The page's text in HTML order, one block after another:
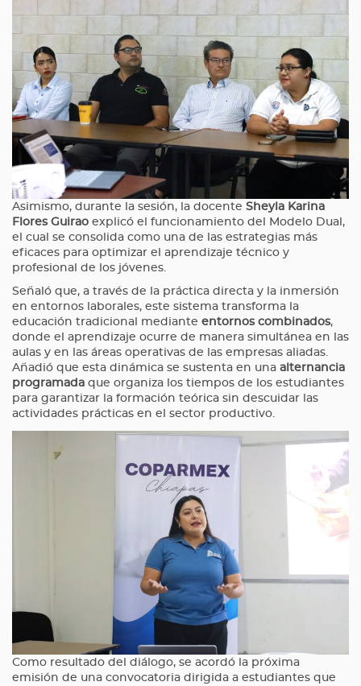
Asimismo, durante la sesión, la docente Sheyla Karina
Flores Guirao explicó el funcionamiento del Modelo Dual,
el cual se consolida como una de las estrategias más
eficaces para optimizar el aprendizaje técnico y
profesional de los jóvenes.
Señaló que, a través de la práctica directa y la inmersión
en entornos laborales, este sistema transforma la
educación tradicional mediante entornos combinados,
donde el aprendizaje ocurre de manera simultánea en las
aulas y en las áreas operativas de las empresas aliadas.
Añadió que esta dinámica se sustenta en una alternancia
programada que organiza los tiempos de los estudiantes
para garantizar la formación teórica sin descuidar las
actividades prácticas en el sector productivo.
Como resultado del diálogo, se acordó la próxima
emisión de una convocatoria dirigida a estudiantes que